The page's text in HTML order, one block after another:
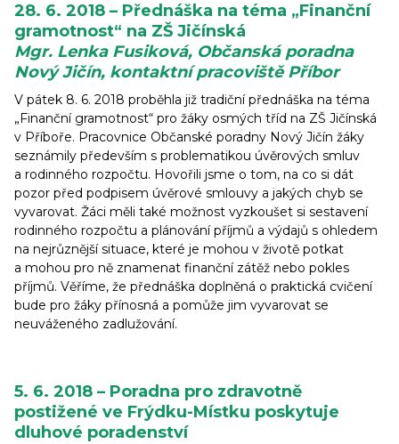
28. 6. 2018 – Přednáška na téma „Finanční
gramotnost“ na ZŠ Jičínská
Mgr. Lenka Fusiková, Občanská poradna
Nový Jičín, kontaktní pracoviště Příbor
V pátek 8. 6. 2018 proběhla již tradiční přednáška na téma
„Finanční gramotnost“ pro žáky osmých tříd na ZŠ Jičínská
v Příboře. Pracovnice Občanské poradny Nový Jičín žáky
seznámily především s problematikou úvěrových smluv
a rodinného rozpočtu. Hovořili jsme o tom, na co si dát
pozor před podpisem úvěrové smlouvy a jakých chyb se
vyvarovat. Žáci měli také možnost vyzkoušet si sestavení
rodinného rozpočtu a plánování příjmů a výdajů s ohledem
na nejrůznější situace, které je mohou v životě potkat
a mohou pro ně znamenat finanční zátěž nebo pokles
příjmů. Věříme, že přednáška doplněná o praktická cvičení
bude pro žáky přínosná a pomůže jim vyvarovat se
neuváženého zadlužování.
5. 6. 2018 – Poradna pro zdravotně
postižené ve Frýdku-Místku poskytuje
dluhové poradenství